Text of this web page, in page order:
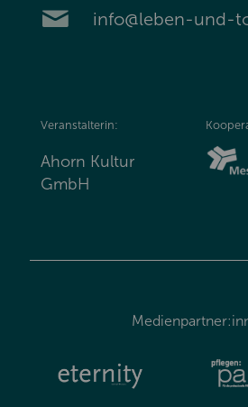
info@leben-und-
Veranstalterin:
Ahorn Kultur
GmbH